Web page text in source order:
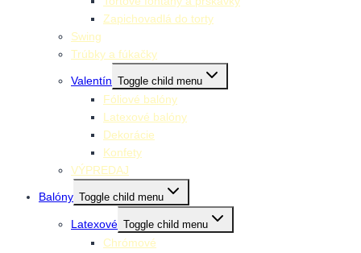
Zapichovadlá do torty
Swing
Trúbky a fúkačky
Valentín Toggle child menu
Fóliové balóny
Latexové balóny
Dekorácie
Konfety
VÝPREDAJ
Balóny Toggle child menu
Latexové Toggle child menu
Chrómové